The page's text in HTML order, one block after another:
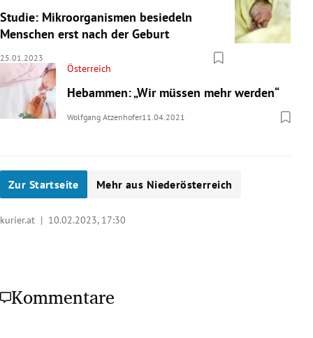
Studie: Mikroorganismen besiedeln
Menschen erst nach der Geburt
25.01.2023
Österreich
Hebammen: „Wir müssen mehr werden“
Wolfgang Atzenhofer11.04.2021
Zur Startseite Mehr aus Niederösterreich
kurier.at | 10.02.2023, 17:30
Kommentare